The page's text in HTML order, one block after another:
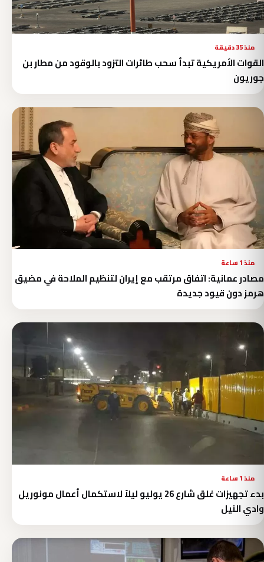
منذ 35 دقيقة
القوات الأمريكية تبدأ سحب طائرات التزود بالوقود من مطار بن
جوريون
منذ 1 ساعة
مصادر عمانية: اتفاق مرتقب مع إيران لتنظيم الملاحة في مضيق
هرمز دون قيود جديدة
منذ 1 ساعة
بدء تجهيزات غلق شارع 26 يوليو ليلاً لاستكمال أعمال مونوريل
وادي النيل